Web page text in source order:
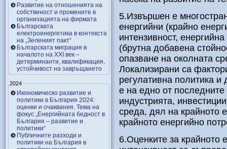
Развитие на отношенията на
собственост и промените в
организацията на фирмата
Българската
електроенергетика в контекста
на „Зеленият пакт“
Българската миграция в
началото на ХХІ век –
детерминанти, квалификация,
устойчивост на завръщането
2024
Икономическо развитие и
политики в България 2024:
оценки и очаквания. Тема на
фокус „Енергийната бедност в
България – развитие и
политики“
Публичните разходи и
политики на България в
5.Извършен е
енергийни (крайно
интензивност,
(брутна добавена
опазване на околната
Локализирани са
регулативна политика и
е на едно от
индустрията,
среда, дял на крайното
крайното енергийно
6.Оценките за крайното